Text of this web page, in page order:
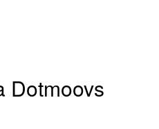
Dotmoovs